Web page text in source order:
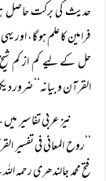
حدیث کی برکت حاصل ہو
فرامین کا علم ہو گا،
حل کے لیے کم از کم
القرآن و بیانہ‘‘ ضرور
نیز عربی تفاسیر
’’روح المعاني في
فتح محمد جالندھری رحمہ